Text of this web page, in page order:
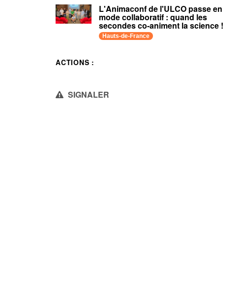
L'Animaconf de l'ULCO passe en
mode collaboratif : quand les
secondes co-animent la science !
Hauts-de-France
ACTIONS :
SIGNALER